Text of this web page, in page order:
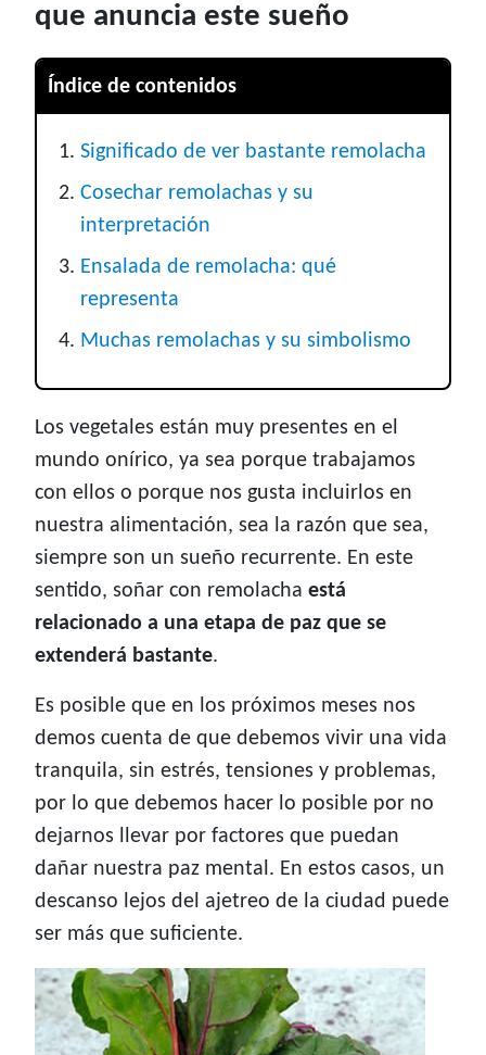
que anuncia este sueño
Índice de contenidos
Significado de ver bastante remolacha
Cosechar remolachas y su
interpretación
Ensalada de remolacha: qué
representa
Muchas remolachas y su simbolismo
Los vegetales están muy presentes en el
mundo onírico, ya sea porque trabajamos
con ellos o porque nos gusta incluirlos en
nuestra alimentación, sea la razón que sea,
siempre son un sueño recurrente. En este
sentido, soñar con remolacha está
relacionado a una etapa de paz que se
extenderá bastante.
Es posible que en los próximos meses nos
demos cuenta de que debemos vivir una vida
tranquila, sin estrés, tensiones y problemas,
por lo que debemos hacer lo posible por no
dejarnos llevar por factores que puedan
dañar nuestra paz mental. En estos casos, un
descanso lejos del ajetreo de la ciudad puede
ser más que suficiente.